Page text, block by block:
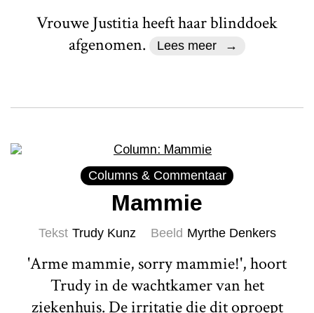
Vrouwe Justitia heeft haar blinddoek
afgenomen.
Lees meer
Columns & Commentaar
Mammie
Tekst Trudy Kunz Beeld Myrthe Denkers
'Arme mammie, sorry mammie!', hoort
Trudy in de wachtkamer van het
ziekenhuis. De irritatie die dit oproept